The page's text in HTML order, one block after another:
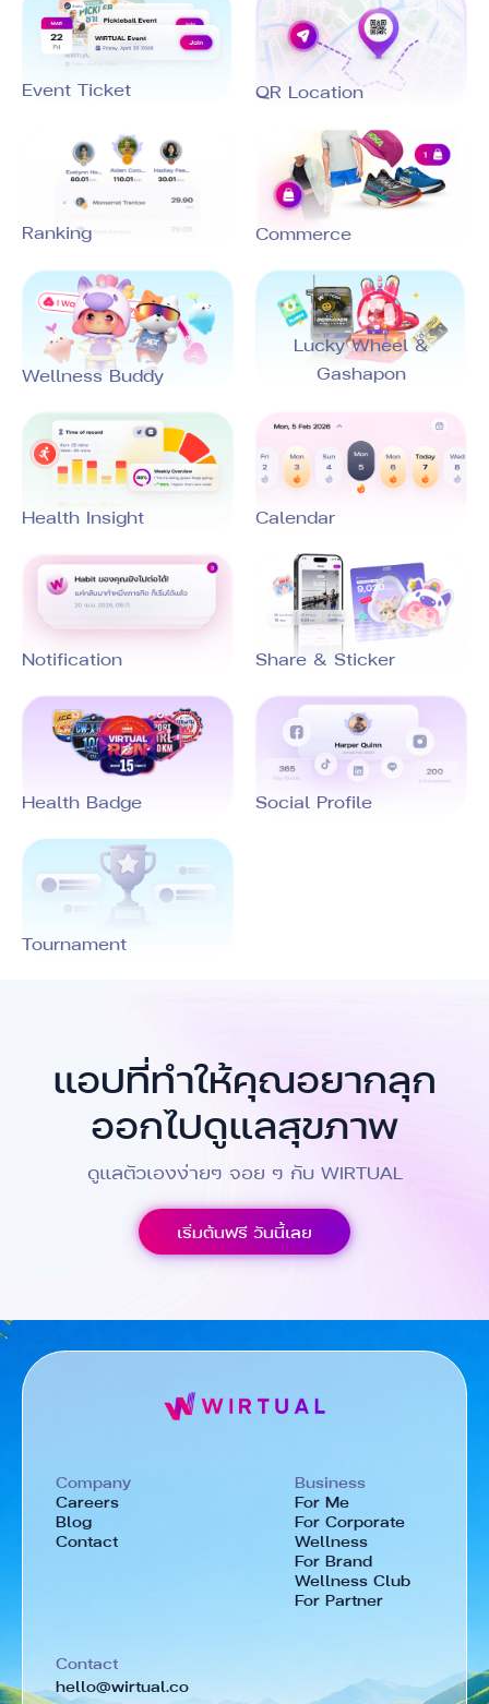
Event Ticket QR Location
Ranking Commerce
Wellness Buddy
Lucky Wheel &
Gashapon
Health Insight Calendar
Notification Share & Sticker
Health Badge Social Profile
Tournament
แอปที่ทำให้คุณอยากลุก
ออกไปดูแลสุขภาพ
ดูแลตัวเองง่ายๆ จอย ๆ กับ WIRTUAL
เริ่มต้นฟรี วันนี้เลย
Company
Careers
Blog
Contact
Business
For Me
For Corporate
Wellness
For Brand
Wellness Club
For Partner
Contact
hello@wirtual.co